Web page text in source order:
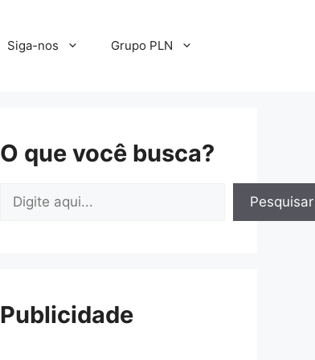
Siga-nos Grupo PLN
O que você busca?
Pesquisar
Pesquisar
Publicidade